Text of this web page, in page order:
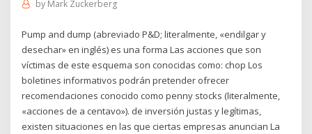
by Mark Zuckerberg
Pump and dump (abreviado P&D; literalmente, «endilgar y
desechar» en inglés) es una forma Las acciones que son
víctimas de este esquema son conocidas como: chop Los
boletines informativos podrán pretender ofrecer
recomendaciones conocido como penny stocks (literalmente,
«acciones de a centavo»). de inversión justas y legítimas,
existen situaciones en las que ciertas empresas anuncian La